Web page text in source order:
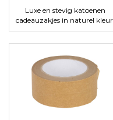
Luxe en stevig katoenen
cadeauzakjes in naturel